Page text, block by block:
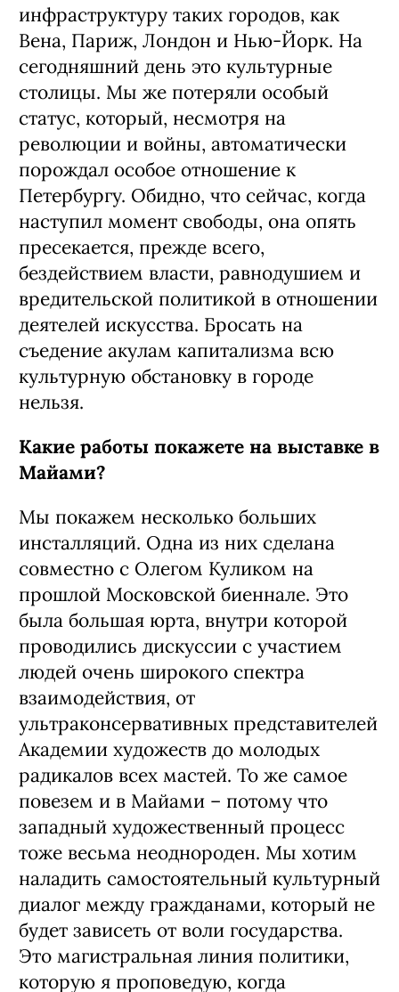
инфраструктуру таких городов, как
Вена, Париж, Лондон и Нью-Йорк. На
сегодняшний день это культурные
столицы. Мы же потеряли особый
статус, который, несмотря на
революции и войны, автоматически
порождал особое отношение к
Петербургу. Обидно, что сейчас, когда
наступил момент свободы, она опять
пресекается, прежде всего,
бездействием власти, равнодушием и
вредительской политикой в отношении
деятелей искусства. Бросать на
съедение акулам капитализма всю
культурную обстановку в городе
нельзя.
Какие работы покажете на выставке в
Майами?
Мы покажем несколько больших
инсталляций. Одна из них сделана
совместно с Олегом Куликом на
прошлой Московской биеннале. Это
была большая юрта, внутри которой
проводились дискуссии с участием
людей очень широкого спектра
взаимодействия, от
ультраконсервативных представителей
Академии художеств до молодых
радикалов всех мастей. То же самое
повезем и в Майами – потому что
западный художественный процесс
тоже весьма неоднороден. Мы хотим
наладить самостоятельный культурный
диалог между гражданами, который не
будет зависеть от воли государства.
Это магистральная линия политики,
которую я проповедую, когда